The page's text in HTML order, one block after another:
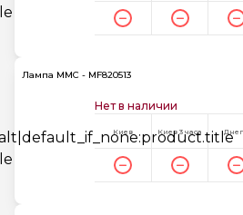
Лампа MMC - MF820513
Нет в наличии
Киев Киев 3 часа